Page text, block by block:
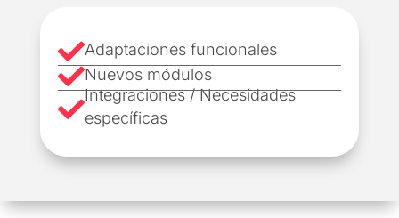
Adaptaciones funcionales
Nuevos módulos

Integraciones / Necesidades
específicas